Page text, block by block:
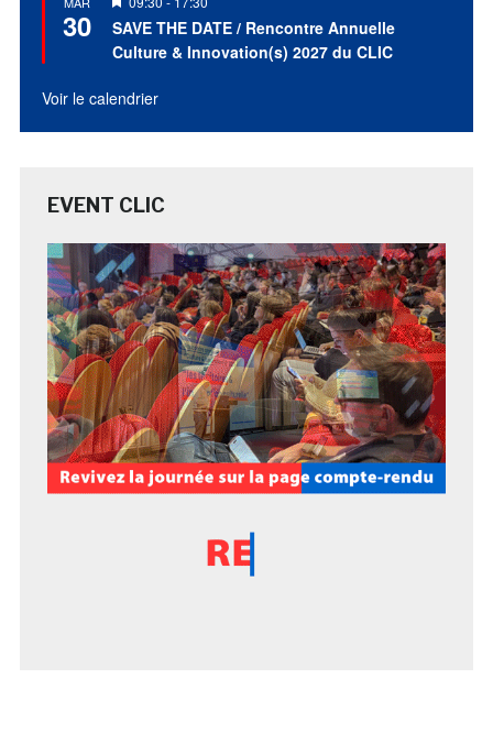
30
en
avant
SAVE THE DATE / Rencontre Annuelle
Culture & Innovation(s) 2027 du CLIC
Voir le calendrier
EVENT CLIC